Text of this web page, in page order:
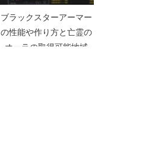
ブラックスターアーマー
の性能や作り方と亡霊の
オーラの取得可能地域